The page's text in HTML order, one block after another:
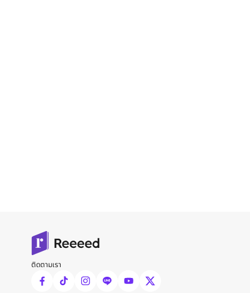
ติดตามเรา